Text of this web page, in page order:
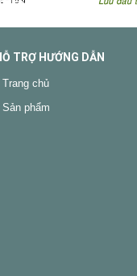
TRỢ HƯỚNG DẪN
Trang chủ
Sản phẩm